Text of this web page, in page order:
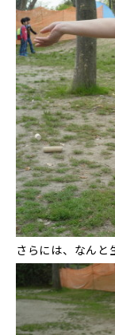
さらには、なんと